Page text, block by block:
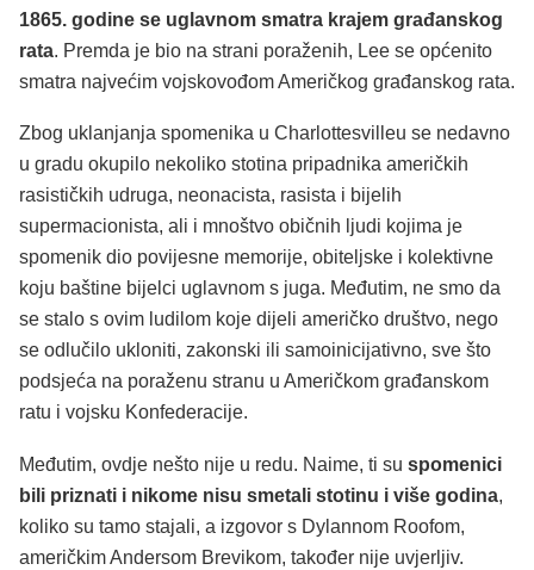
1865. godine se uglavnom smatra krajem građanskog
rata. Premda je bio na strani poraženih, Lee se općenito
smatra najvećim vojskovođom Američkog građanskog rata.
Zbog uklanjanja spomenika u Charlottesvilleu se nedavno
u gradu okupilo nekoliko stotina pripadnika američkih
rasističkih udruga, neonacista, rasista i bijelih
supermacionista, ali i mnoštvo običnih ljudi kojima je
spomenik dio povijesne memorije, obiteljske i kolektivne
koju baštine bijelci uglavnom s juga. Međutim, ne smo da
se stalo s ovim ludilom koje dijeli američko društvo, nego
se odlučilo ukloniti, zakonski ili samoinicijativno, sve što
podsjeća na poraženu stranu u Američkom građanskom
ratu i vojsku Konfederacije.
Međutim, ovdje nešto nije u redu. Naime, ti su spomenici
bili priznati i nikome nisu smetali stotinu i više godina,
koliko su tamo stajali, a izgovor s Dylannom Roofom,
američkim Andersom Brevikom, također nije uvjerljiv.